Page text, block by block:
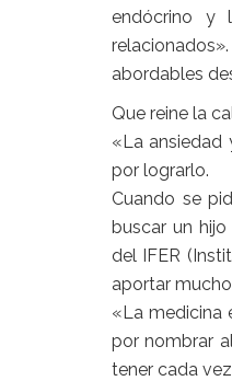
endócrino y
abordables
Que reine la
«La ansiedad
por lograrlo.
Cuando se
buscar un
del IFER
aportar
«La medicina
por nombrar
tener cada